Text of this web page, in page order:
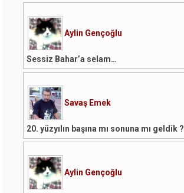
Aylin Gençoğlu
Sessiz Bahar’a selam…
Savaş Emek
20. yüzyılın başına mı sonuna mı geldik ?
Aylin Gençoğlu